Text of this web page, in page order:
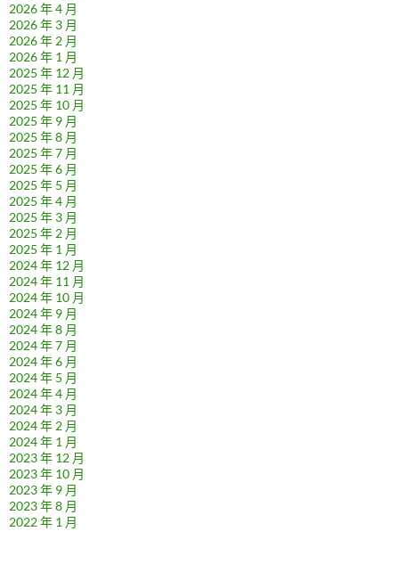
2026 年 4 月
2026 年 3 月
2026 年 2 月
2026 年 1 月
2025 年 12 月
2025 年 11 月
2025 年 10 月
2025 年 9 月
2025 年 8 月
2025 年 7 月
2025 年 6 月
2025 年 5 月
2025 年 4 月
2025 年 3 月
2025 年 2 月
2025 年 1 月
2024 年 12 月
2024 年 11 月
2024 年 10 月
2024 年 9 月
2024 年 8 月
2024 年 7 月
2024 年 6 月
2024 年 5 月
2024 年 4 月
2024 年 3 月
2024 年 2 月
2024 年 1 月
2023 年 12 月
2023 年 10 月
2023 年 9 月
2023 年 8 月
2022 年 1 月